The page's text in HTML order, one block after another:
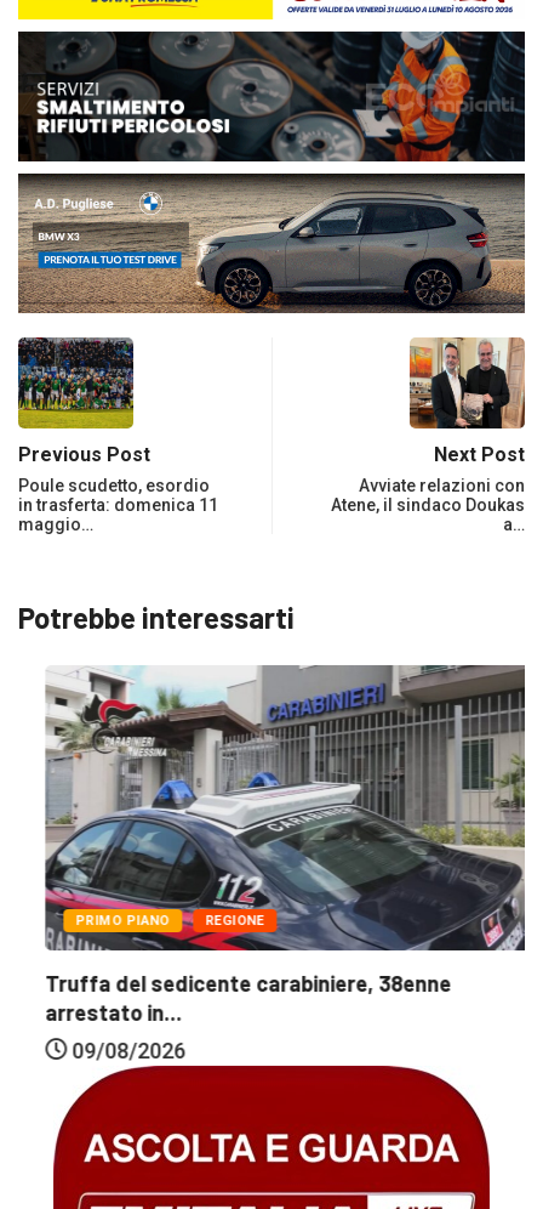
Previous Post
Poule scudetto, esordio
in trasferta: domenica 11
maggio…
Next Post
Avviate relazioni con
Atene, il sindaco Doukas
a…
Potrebbe interessarti
PRIMO PIANO REGIONE
Truffa del sedicente carabiniere, 38enne
arrestato in...
09/08/2026